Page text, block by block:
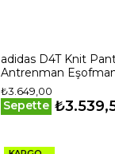
adidas D4T Knit
Antrenman
JX7340 Krem
₺3.649,00
Sepette